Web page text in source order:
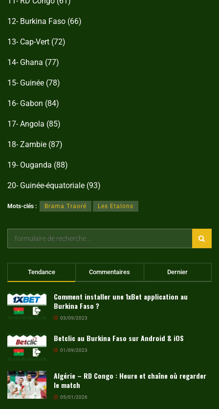
12- Burkina Faso (66)
13- Cap-Vert (72)
14- Ghana (77)
15- Guinée (78)
16- Gabon (84)
17- Angola (85)
18- Zambie (87)
19- Ouganda (88)
20- Guinée-équatoriale (93)
Mots-clés : Brama Traoré Les Etalons
Tendance Commentaires Dernier
Comment installer une 1xBet application au
Burkina Faso ?
03/09/2023
Betclic au Burkina Faso sur Android & iOS
01/09/2023
Algérie – RD Congo : Heure et chaîne où regarder
le match
05/01/2026